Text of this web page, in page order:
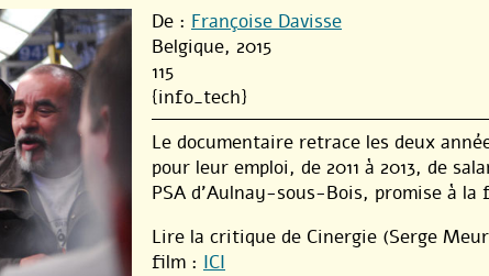
De : Françoise Davisse
Belgique, 2015
115
{info_tech}
Le documentaire retrace les deux
pour leur emploi, de 2011 à 2013, de
PSA d’Aulnay-sous-Bois, promise à la
Lire la critique de Cinergie (Serge
film : ICI